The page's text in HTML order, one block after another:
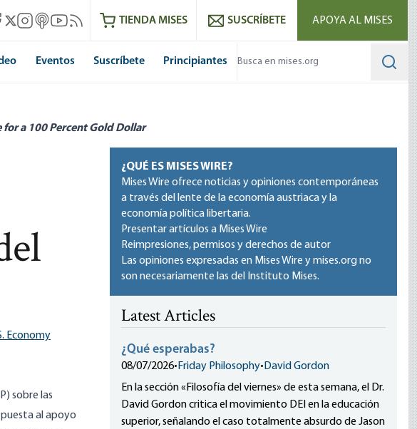
Facebook
Mises X
Mises Instagram
Mises itunes
Mises Youtube
Mises RSS feedTIENDA MISES SUSCRÍBETE APOYA AL MISES
Eventos Suscríbete Principiantes
for a 100 Percent Gold Dollar
Economy
sobre las
al apoyo
¿QUÉ ES MISES WIRE?
Mises Wire ofrece noticias y opiniones contemporáneas
a través del lente de la economía austriaca y la
economía política libertaria.
Presentar artículos a Mises Wire
Reimpresiones, permisos y derechos de autor
Las opiniones expresadas en Mises Wire y mises.org no
son necesariamente las del Instituto Mises.
Latest Articles
¿Qué esperabas?
08/07/2026• Friday Philosophy• David Gordon
En la sección «Filosofía del viernes» de esta semana, el Dr.
David Gordon critica el movimiento DEI en la educación
superior, señalando el caso totalmente absurdo de Jason